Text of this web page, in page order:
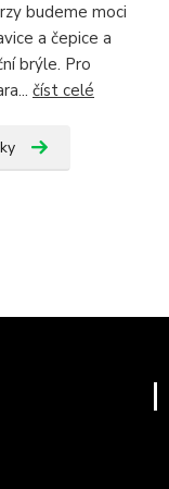
budeme moci
a čepice a
brýle. Pro
číst celé